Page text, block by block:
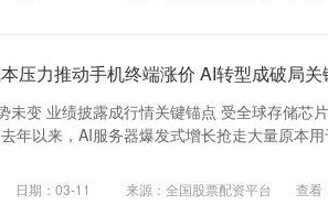
压力推动手机终端涨价 AI转型成破局关
未变 业绩披露成行情关键锚点 受全球存储芯
年以来，AI服务器爆发式增长抢走大量原本
日期：03-11 来源：全国股票配资平台 查看